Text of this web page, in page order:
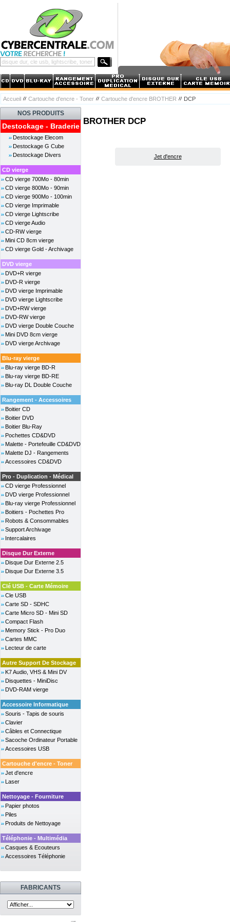
Accueil Cartouche d'encre - Toner Cartouche d'encre BROTHER DCP
NOS PRODUITS
Destockage - Braderie
Destockage Elecom
Destockage G Cube
Destockage Divers
CD vierge
CD vierge 700Mo - 80min
CD vierge 800Mo - 90min
CD vierge 900Mo - 100min
CD vierge Imprimable
CD vierge Lightscribe
CD vierge Audio
CD-RW vierge
Mini CD 8cm vierge
CD vierge Gold - Archivage
DVD vierge
DVD+R vierge
DVD-R vierge
DVD vierge Imprimable
DVD vierge Lightscribe
DVD+RW vierge
DVD-RW vierge
DVD vierge Double Couche
Mini DVD 8cm vierge
DVD vierge Archivage
Blu-ray vierge
Blu-ray vierge BD-R
Blu-ray vierge BD-RE
Blu-ray DL Double Couche
Rangement - Accessoires
Boitier CD
Boitier DVD
Boitier Blu-Ray
Pochettes CD&DVD
Malette - Portefeuille CD&DVD
Malette DJ - Rangements
Accessoires CD&DVD
Pro - Duplication - Médical
CD vierge Professionnel
DVD vierge Professionnel
Blu-ray vierge Professionnel
Boitiers - Pochettes Pro
Robots & Consommables
Support Archivage
Intercalaires
Disque Dur Externe
Disque Dur Externe 2.5
Disque Dur Externe 3.5
Clé USB - Carte Mémoire
Cle USB
Carte SD - SDHC
Carte Micro SD - Mini SD
Compact Flash
Memory Stick - Pro Duo
Cartes MMC
Lecteur de carte
Autre Support De Stockage
K7 Audio, VHS & Mini DV
Disquettes - MiniDisc
DVD-RAM vierge
Accessoire Informatique
Souris - Tapis de souris
Clavier
Câbles et Connectique
Sacoche Ordinateur Portable
Accessoires USB
Cartouche d'encre - Toner
Jet d'encre
Laser
Nettoyage - Fourniture
Papier photos
Piles
Produits de Nettoyage
Téléphonie - Multimédia
Casques & Ecouteurs
Accessoires Téléphonie
FABRICANTS
BROTHER DCP
Jet d'encre